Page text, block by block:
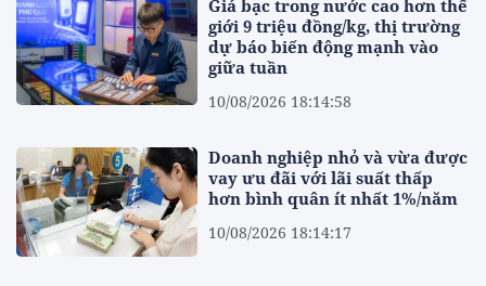
Giá bạc trong nước cao hơn thế
giới 9 triệu đồng/kg, thị trường
dự báo biến động mạnh vào
giữa tuần
10/08/2026 18:14:58
Doanh nghiệp nhỏ và vừa được
vay ưu đãi với lãi suất thấp
hơn bình quân ít nhất 1%/năm
10/08/2026 18:14:17